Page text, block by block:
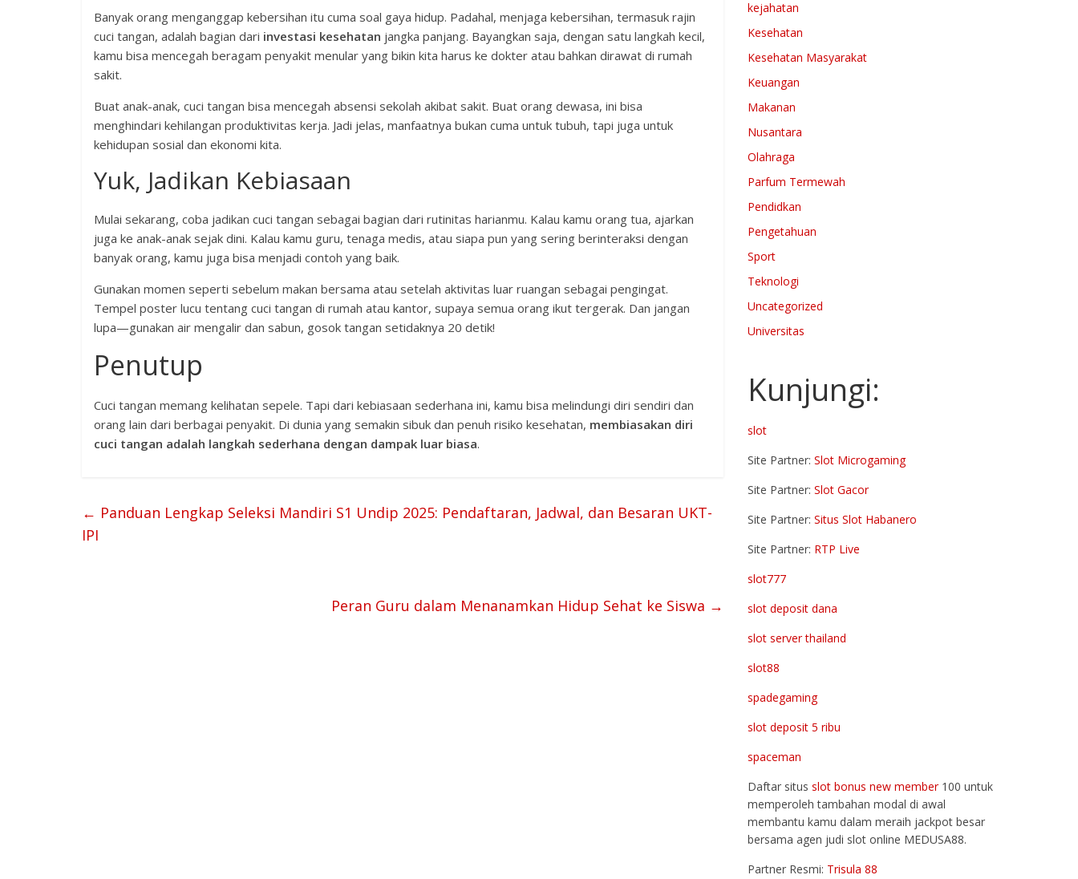
Banyak orang menganggap kebersihan itu cuma soal gaya hidup. Padahal, menjaga kebersihan, termasuk rajin
cuci tangan, adalah bagian dari investasi kesehatan jangka panjang. Bayangkan saja, dengan satu langkah kecil,
kamu bisa mencegah beragam penyakit menular yang bikin kita harus ke dokter atau bahkan dirawat di rumah
sakit.
Buat anak-anak, cuci tangan bisa mencegah absensi sekolah akibat sakit. Buat orang dewasa, ini bisa
menghindari kehilangan produktivitas kerja. Jadi jelas, manfaatnya bukan cuma untuk tubuh, tapi juga untuk
kehidupan sosial dan ekonomi kita.
Yuk, Jadikan Kebiasaan
Mulai sekarang, coba jadikan cuci tangan sebagai bagian dari rutinitas harianmu. Kalau kamu orang tua, ajarkan
juga ke anak-anak sejak dini. Kalau kamu guru, tenaga medis, atau siapa pun yang sering berinteraksi dengan
banyak orang, kamu juga bisa menjadi contoh yang baik.
Gunakan momen seperti sebelum makan bersama atau setelah aktivitas luar ruangan sebagai pengingat.
Tempel poster lucu tentang cuci tangan di rumah atau kantor, supaya semua orang ikut tergerak. Dan jangan
lupa—gunakan air mengalir dan sabun, gosok tangan setidaknya 20 detik!
Penutup
Cuci tangan memang kelihatan sepele. Tapi dari kebiasaan sederhana ini, kamu bisa melindungi diri sendiri dan
orang lain dari berbagai penyakit. Di dunia yang semakin sibuk dan penuh risiko kesehatan, membiasakan diri
cuci tangan adalah langkah sederhana dengan dampak luar biasa.
← Panduan Lengkap Seleksi Mandiri S1 Undip 2025: Pendaftaran, Jadwal, dan Besaran UKT-
IPI
Peran Guru dalam Menanamkan Hidup Sehat ke Siswa →
kejahatan
Kesehatan
Kesehatan Masyarakat
Keuangan
Makanan
Nusantara
Olahraga
Parfum Termewah
Pendidkan
Pengetahuan
Sport
Teknologi
Uncategorized
Universitas
Kunjungi:
slot
Site Partner: Slot Microgaming
Site Partner: Slot Gacor
Site Partner: Situs Slot Habanero
Site Partner: RTP Live
slot777
slot deposit dana
slot server thailand
slot88
spadegaming
slot deposit 5 ribu
spaceman
Daftar situs slot bonus new member100 untuk
memperoleh tambahan modal di awal
membantu kamu dalam meraih jackpot besar
bersama agen judi slot online MEDUSA88.
Partner Resmi: Trisula 88